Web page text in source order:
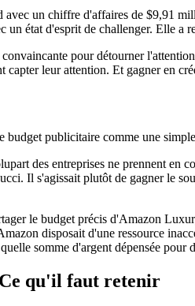
un chiffre d'affaires de $9,91
état d'esprit de challenger. Elle a
pour détourner
leur attention. Et gagner en
budget publicitaire comme une
des entreprises ne prennent en
Il s'agissait plutôt de gagner le
le budget précis d'Amazon
disposait d'une ressource
somme d'argent dépensée pour
qu'il faut retenir